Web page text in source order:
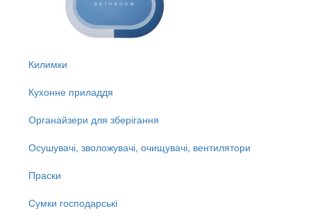
Килимки
Кухонне приладдя
Органайзери для зберігання
Осушувачі, зволожувачі, очищувачі, вентилятори
Праски
Сумки господарські